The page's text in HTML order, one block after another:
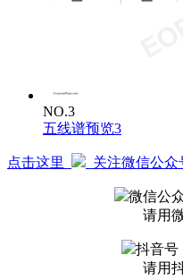
NO.3
五线谱预览3
点击这里 关注微信公众
微信公
请用
抖音号
请用